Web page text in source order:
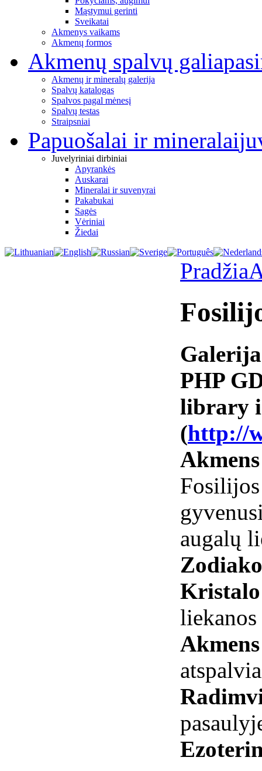
Mąstymui gerinti
Sveikatai
Akmenys vaikams
Akmenų formos
Akmenų spalvų galia
Akmenų ir mineralų galerija
Spalvų katalogas
Spalvos pagal mėnesį
Spalvų testas
Straipsniai
Papuošalai ir mineralai
Juvelyriniai dirbiniai
Apyrankės
Auskarai
Mineralai ir suvenyrai
Pakabukai
Sagės
Vėriniai
Žiedai
Pradžia
Galerija
PHP
library
(http://
augalų
liekanos